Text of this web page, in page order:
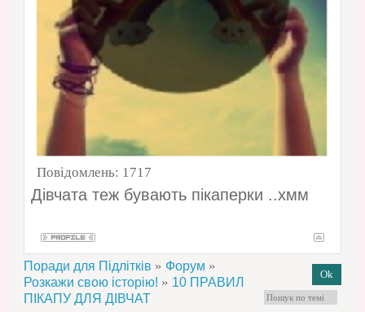
Повідомлень: 1717
Дівчата теж бувають пікаперки ..хмм
Поради для Підлітків » Форум »
Розкажи свою історію! » 10 ПРАВИЛ
ПІКАПУ ДЛЯ ДІВЧАТ